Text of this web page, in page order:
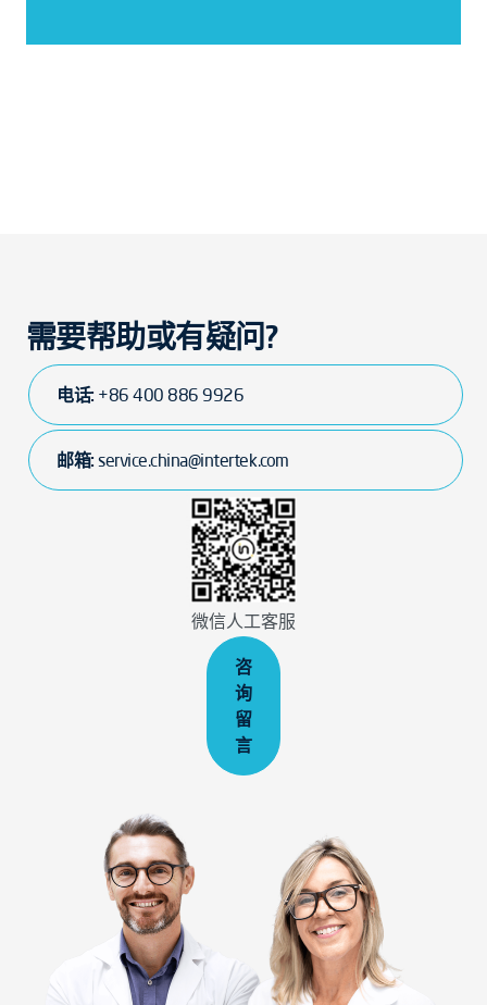
需要帮助或有疑问?
电话: +86 400 886 9926
邮箱:service.china@intertek.com
微信人工客服
咨
询
留
言